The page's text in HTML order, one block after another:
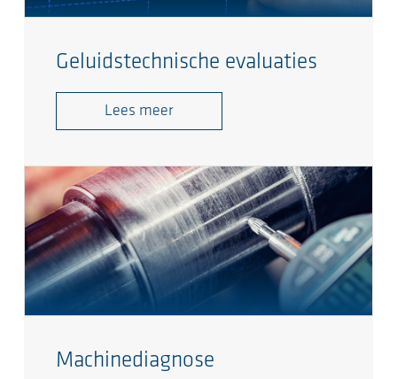
Geluidstechnische evaluaties
Lees meer
Machinediagnose